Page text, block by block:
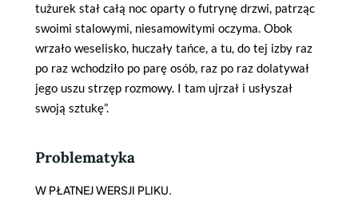
tużurek stał całą noc oparty o futrynę drzwi, patrząc
swoimi stalowymi, niesamowitymi oczyma. Obok
wrzało weselisko, huczały tańce, a tu, do tej izby raz
po raz wchodziło po parę osób, raz po raz dolatywał
jego uszu strzęp rozmowy. I tam ujrzał i usłyszał
swoją sztukę”.
Problematyka
W PŁATNEJ WERSJI PLIKU.